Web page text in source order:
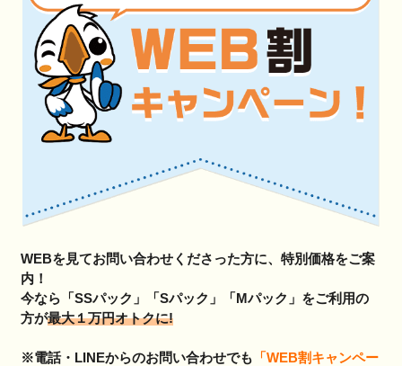
WEBを見てお問い合わせくださった方に、特別価格をご案
内！
今なら「SSパック」「Sパック」「Mパック」をご利用の
方が最大１万円オトクに!
※電話・LINEからのお問い合わせでも 「WEB割キャンペー